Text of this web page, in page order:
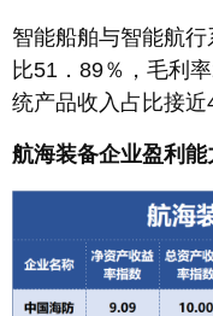
智能船舶与智能航
比51．89％，毛利
统产品收入占比接近
航海装备企业盈利能